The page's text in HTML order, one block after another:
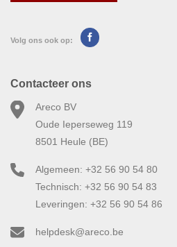
Volg ons ook op:
Contacteer ons
Areco BV
Oude Ieperseweg 119
8501 Heule (BE)
Algemeen: +32 56 90 54 80
Technisch: +32 56 90 54 83
Leveringen: +32 56 90 54 86
helpdesk@areco.be